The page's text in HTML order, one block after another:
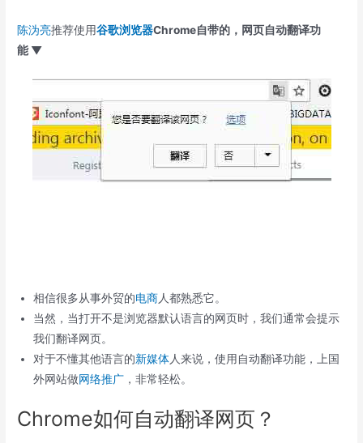
陈沩亮推荐使用谷歌浏览器Chrome自带的，网页自动翻译功
能 ▼
相信很多从事外贸的电商人都熟悉它。
当然，当打开不是浏览器默认语言的网页时，我们通常会提示
我们翻译网页。
对于不懂其他语言的新媒体人来说，使用自动翻译功能，上国
外网站做网络推广 ，非常轻松。
Chrome如何自动翻译网页？